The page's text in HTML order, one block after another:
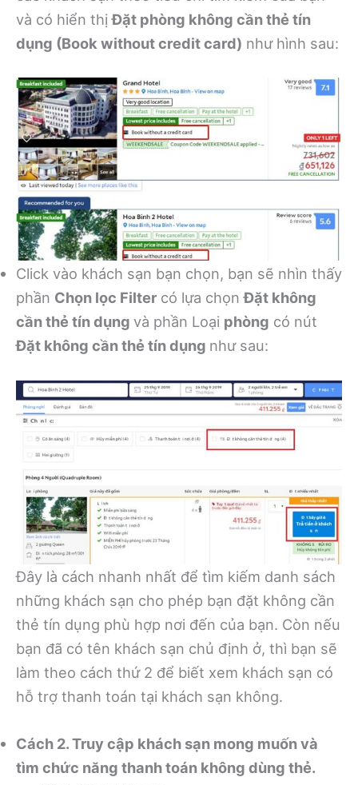
và có hiển thịĐặt phòng không cần thẻ tín
dụng (Book without credit card) như hình sau:
Click vào khách sạn bạn chọn, bạn sẽ nhìn thấy
phần Chọn lọc Filter có lựa chọnĐặt không
cần thẻ tín dụng và phần Loại phòng có nút
Đặt không cần thẻ tín dụng như sau:
Đây là cách nhanh nhất để tìm kiếm danh sách
những khách sạn cho phép bạn đặt không cần
thẻ tín dụng phù hợp nơi đến của bạn. Còn nếu
bạn đã có tên khách sạn chủ định ở, thì bạn sẽ
làm theo cách thứ 2 để biết xem khách sạn có
hỗ trợ thanh toán tại khách sạn không.
Cách 2. Truy cập khách sạn mong muốn và
tìm chức năng thanh toán không dùng thẻ.